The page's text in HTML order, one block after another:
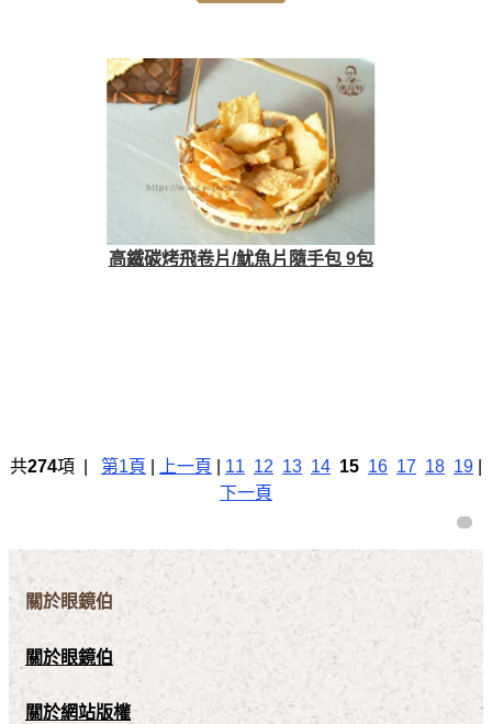
高鐵碳烤飛卷片/魷魚片隨手包 9包
共274項 | 第1頁 上一頁 11 12 13 14 15 16 17 18 19
下一頁
關於眼鏡伯
關於眼鏡伯
關於網站版權